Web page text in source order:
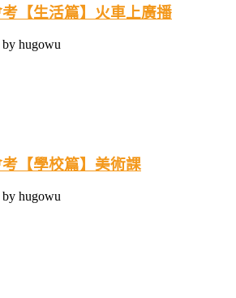
【生活篇】火車上廣播
by hugowu
【學校篇】美術課
by hugowu